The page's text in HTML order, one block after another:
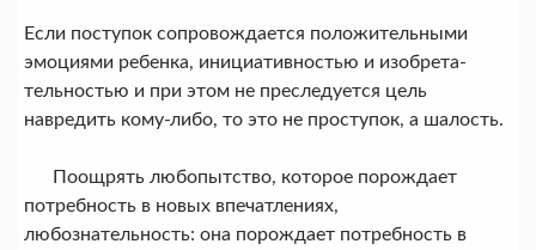
Если поступок сопровождается положительными
эмоциями ребен­ка, инициативностью и изобрета­
тельностью и при этом не пресле­дуется цель
навредить кому-либо, то это не проступок, а шалость.
Поощрять любопытство, которое порождает
потребность в новых впе­чатлениях,
любознательность: она порождает потребность в